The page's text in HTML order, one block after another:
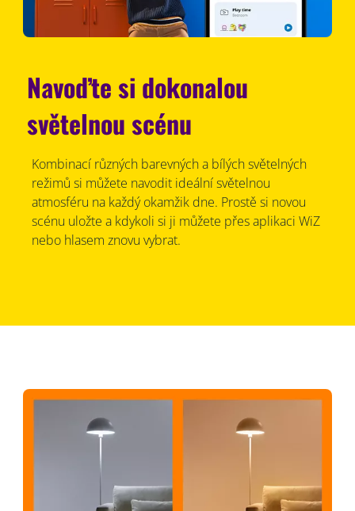
Navoďte si dokonalou
světelnou scénu
Kombinací různých barevných a bílých světelných
režimů si můžete navodit ideální světelnou
atmosféru na každý okamžik dne. Prostě si novou
scénu uložte a kdykoli si ji můžete přes aplikaci WiZ
nebo hlasem znovu vybrat.